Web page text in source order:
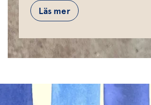
Läs mer